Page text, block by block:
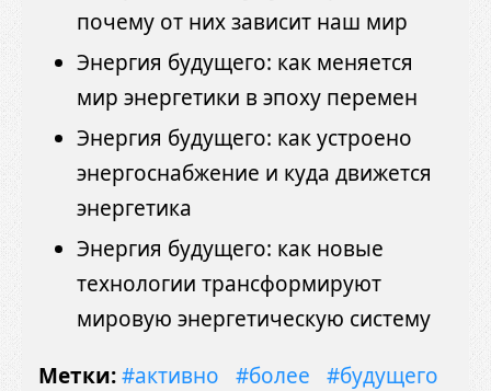
почему от них зависит наш мир
Энергия будущего: как меняется
мир энергетики в эпоху перемен
Энергия будущего: как устроено
энергоснабжение и куда движется
энергетика
Энергия будущего: как новые
технологии трансформируют
мировую энергетическую систему
Метки:#активно #более
#будущего